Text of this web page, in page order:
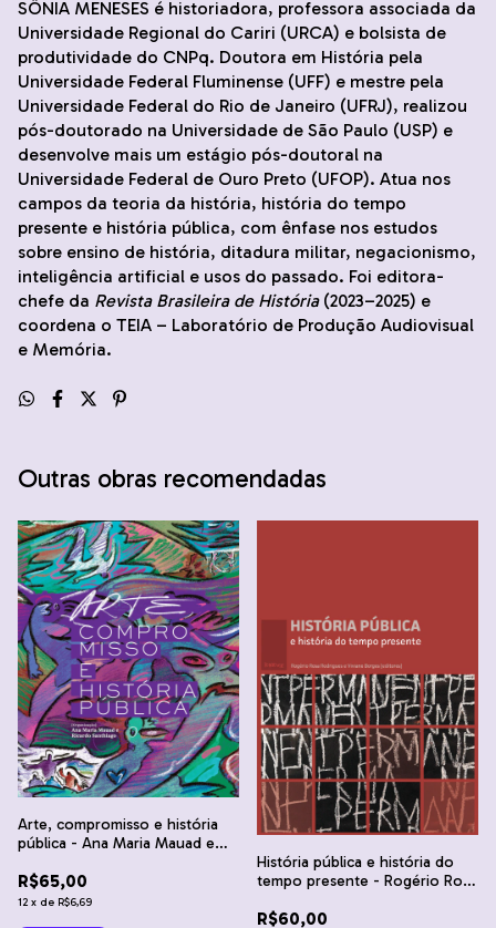
SÔNIA MENESES é historiadora, professora associada da
Universidade Regional do Cariri (URCA) e bolsista de
produtividade do CNPq. Doutora em História pela
Universidade Federal Fluminense (UFF) e mestre pela
Universidade Federal do Rio de Janeiro (UFRJ), realizou
pós-doutorado na Universidade de São Paulo (USP) e
desenvolve mais um estágio pós-doutoral na
Universidade Federal de Ouro Preto (UFOP). Atua nos
campos da teoria da história, história do tempo
presente e história pública, com ênfase nos estudos
sobre ensino de história, ditadura militar, negacionismo,
inteligência artificial e usos do passado. Foi editora-
chefe da Revista Brasileira de História (2023–2025) e
coordena o TEIA – Laboratório de Produção Audiovisual
e Memória.
Outras obras recomendadas
Arte, compromisso e história
pública - Ana Maria Mauad e
R$65,00
12 x de R$6,69
História pública e história do
tempo presente - Rogério Rosa
Borges
R$60,00